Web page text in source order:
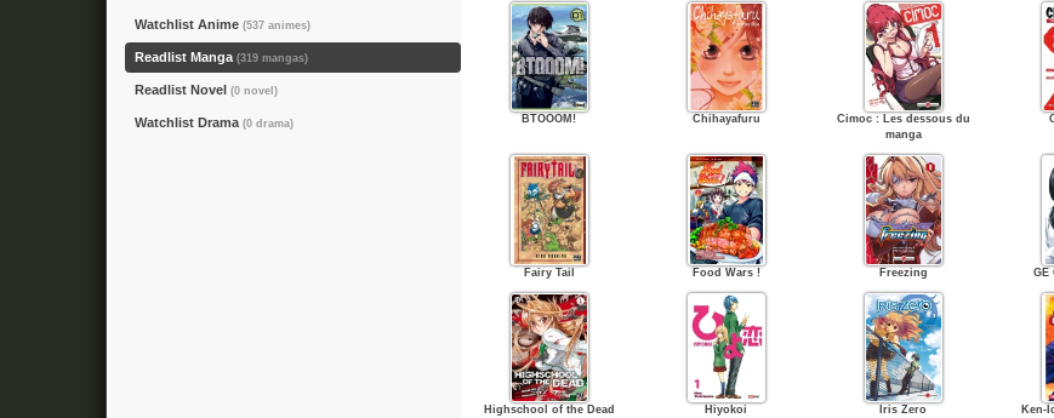
Watchlist Anime (537 animes)
Readlist Manga (319 mangas)
Readlist Novel (0 novel)
Watchlist Drama (0 drama) BTOOOM! Chihayafuru
Cimoc : Les dessous du
manga
Fairy Tail Food Wars ! Freezing GE
Highschool of the Dead Hiyokoi Iris Zero
Ken-